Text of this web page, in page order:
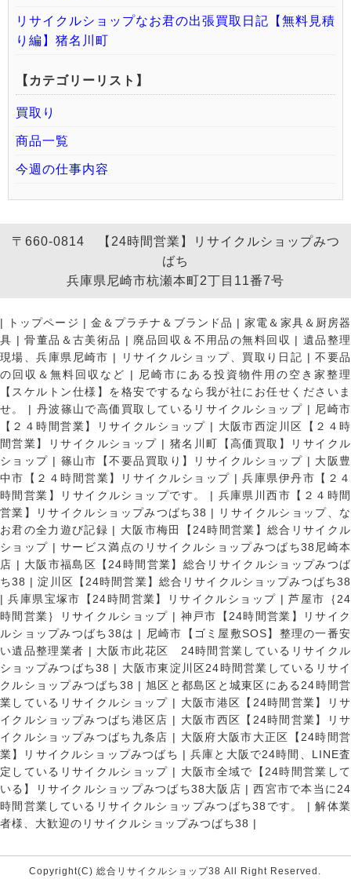
リサイクルショップなお君の出張買取日記【無料見積
り編】猪名川町
【カテゴリーリスト】
買取り
商品一覧
今週の仕事内容
〒660-0814 【24時間営業】リサイクルショップみつ
ばち
兵庫県尼崎市杭瀬本町2丁目11番7号
| トップページ | 金＆プラチナ＆ブランド品 |家電＆家具＆厨房器
具 |骨董品＆古美術品 | 廃品回収＆不用品の無料回収 | 遺品整理
現場、兵庫県尼崎市 | リサイクルショップ、買取り日記 |不要品
の回収＆無料回収など |
尼崎市にある投資物件用の空き家整理
【スケルトン仕様】を格安でするなら我が社にお任せくださいま
せ。
| 丹波篠山で高価買取しているリサイクルショップ | 尼崎市
【２４時間営業】リサイクルショップ | 大阪市西淀川区【２４時
間営業】リサイクルショップ | 猪名川町【高価買取】リサイクル
ショップ | 篠山市【不要品買取り】リサイクルショップ | 大阪豊
中市【２４時間営業】リサイクルショップ |兵庫県伊丹市【２４
時間営業】リサイクルショップです。
| 兵庫県川西市【２４時間
営業】リサイクルショップみつばち38 |
リサイクルショップ、な
お君の全力遊び記録 | 大阪市梅田【24時間営業】総合リサイクル
ショップ |サービス満点のリサイクルショップみつばち38尼崎本
店 | 大阪市福島区【24時間営業】総合リサイクルショップみつば
ち38 |淀川区【24時間営業】総合リサイクルショップみつばち38
|兵庫県宝塚市【24時間営業】リサイクルショップ |芦屋市｛24
時間営業｝リサイクルショップ | 神戸市【24時間営業】リサイク
ルショップみつばち38は |
尼崎市【ゴミ屋敷SOS】整理の一番安
い遺品整理業者 | 大阪市此花区 24時間営業しているリサイクル
ショップみつばち38 | 大阪市東淀川区24時間営業しているリサイ
クルショップみつばち38 | 旭区と都島区と城東区にある24時間営
業しているリサイクルショップ | 大阪市港区【24時間営業】リサ
イクルショップみつばち港区店 | 大阪市西区【24時間営業】リサ
イクルショップみつばち九条店 | 大阪府大阪市大正区【24時間営
業】リサイクルショップみつばち |兵庫と大阪で24時間、LINE査
定しているリサイクルショップ | 大阪市全域で【24時間営業して
いる】リサイクルショップみつばち38大阪店 |西宮市で本当に24
時間営業しているリサイクルショップみつばち38です。
|解体業
者様、大歓迎のリサイクルショップみつばち38 |
Copyright(C) 総合リサイクルショップ38 All Right Reserved.